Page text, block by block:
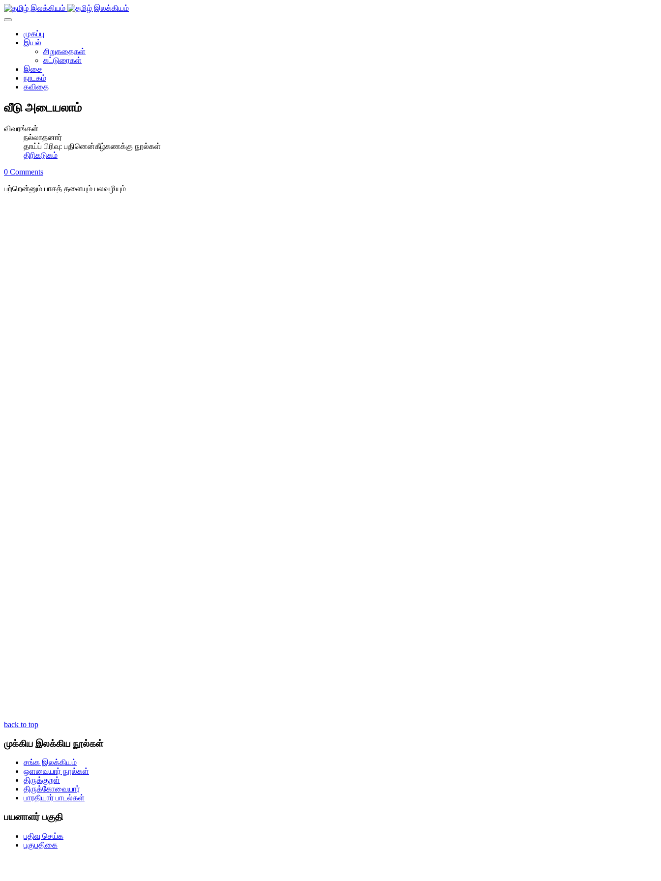
முகப்பு
இயல்
சிறுகதைகள்
கட்டுரைகள்
இசை
நாடகம்
கவிதை
வீடு அடையலாம்
விவரங்கள்
நல்லாதனார்
தாய்ப் பிரிவு: பதினென்கீழ்கணக்கு நூல்கள்
திரிகடுகம்
0 Comments
பற்றென்னும் பாசத் தளையும் பலவழியும்
back to top
முக்கிய இலக்கிய நூல்கள்
சங்க இலக்கியம்
ஒளவையார் நூல்கள்
திருக்குறள்
திருக்கோவையார்
பாரதியார் பாடல்கள்
பயனாளர் பகுதி
பதிவு செய்க
புகுபதிகை